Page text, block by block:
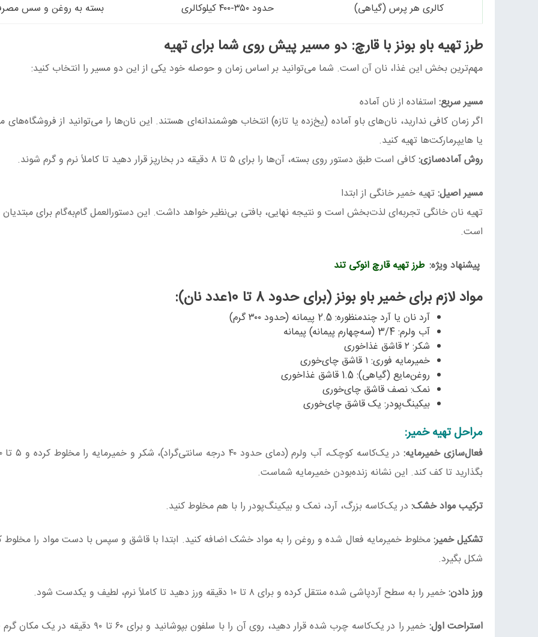
کالری هر پرس (گیاهی)
حدود ۳۵۰-۴۰۰ کیلوکالری بسته به روغن و سس
طرز تهیه باو بونز با قارچ: دو مسیر پیش روی شما برای تهیه
مهم‌ترین بخش این غذا، نان آن است. شما می‌توانید بر اساس زمان و حوصله خود یکی از این دو مسیر را انتخاب کنید:
مسیر سریع: استفاده از نان آماده
اگر زمان کافی ندارید، نان‌های باو آماده (یخ‌زده یا تازه) انتخاب هوشمندانه‌ای هستند. این نان‌ها را می‌توانید از فروشگاه‌های
یا هایپرمارکت‌ها تهیه کنید.
روش آماده‌سازی:کافی است طبق دستور روی بسته، آن‌ها را برای ۵ تا ۸ دقیقه در بخارپز قرار دهید تا کاملاً نرم و گرم شوند.
مسیر اصیل:تهیه خمیر خانگی از ابتدا
تهیه نان خانگی تجربه‌ای لذت‌بخش است و نتیجه نهایی، بافتی بی‌نظیر خواهد داشت. این دستورالعمل گام‌به‌گام برای
است.
پیشنهاد ویژه: طرز تهیه قارچ انوکی تند
مواد لازم برای خمیر باو بونز (برای حدود 8 تا 10عدد نان) :
آرد نان یا آرد چندمنظوره: 2.5 پیمانه (حدود ۳۰۰ گرم)
آب ولرم: 3/4 (سه‌چهارم پیمانه) پیمانه
شکر: ۲ قاشق غذاخوری
خمیرمایه فوری: ۱ قاشق چای‌خوری
روغن‌مایع (گیاهی): 1.5 قاشق غذاخوری
نمک: نصف قاشق چای‌خوری
بیکینگ‌پودر: یک قاشق چای‌خوری
مراحل تهیه خمیر:
فعال‌سازی خمیرمایه:
بگذارید تا کف کند. این نشانه زنده‌بودن خمیرمایه شماست.
ترکیب مواد خشک: در یک‌کاسه بزرگ، آرد، نمک و بیکینگ‌پودر را با هم مخلوط کنید.
تشکیل خمیر:مخلوط خمیرمایه فعال شده و روغن را به مواد خشک اضافه کنید. ابتدا با قاشق و سپس با دست مواد را مخلوط
شکل بگیرد.
ورز دادن:خمیر را به سطح آردپاشی شده منتقل کرده و برای ۸ تا ۱۰ دقیقه ورز دهید تا کاملاً نرم، لطیف و یکدست شود.
استراحت اول:
خمیر را در یک‌کاسه چرب شده قرار دهید، روی آن را با سلفون بپوشانید و برای